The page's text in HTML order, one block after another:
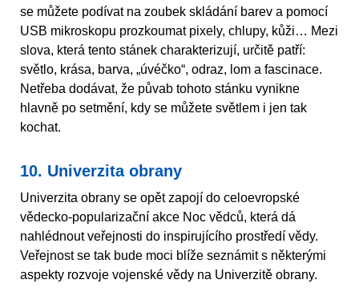
se můžete podívat na zoubek skládání barev a pomocí
USB mikroskopu prozkoumat pixely, chlupy, kůži… Mezi
slova, která tento stánek charakterizují, určitě patří:
světlo, krása, barva, „úvéčko“, odraz, lom a fascinace.
Netřeba dodávat, že půvab tohoto stánku vynikne
hlavně po setmění, kdy se můžete světlem i jen tak
kochat.
10. Univerzita obrany
Univerzita obrany se opět zapojí do celoevropské
vědecko-popularizační akce Noc vědců, která dá
nahlédnout veřejnosti do inspirujícího prostředí vědy.
Veřejnost se tak bude moci blíže seznámit s některými
aspekty rozvoje vojenské vědy na Univerzitě obrany.